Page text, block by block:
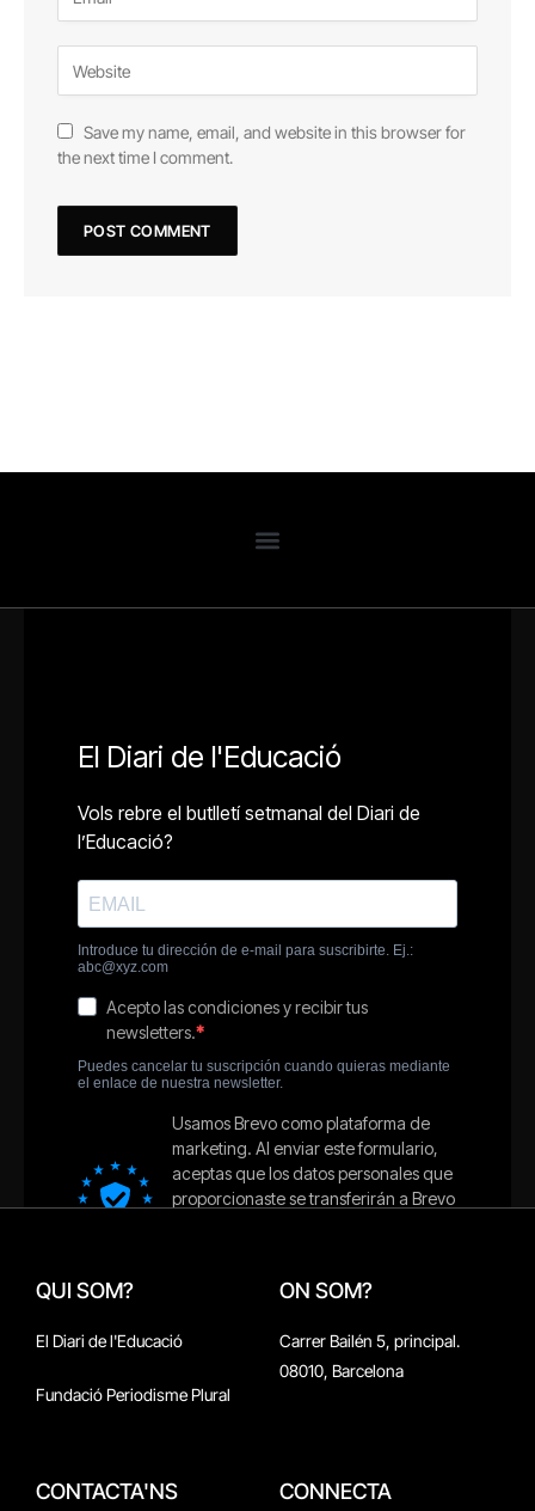
Save my name, email, and website in this browser for
the next time I comment.
QUI SOM?
El Diari de l'Educació
Fundació Periodisme Plural
ON SOM?
Carrer Bailén 5, principal.
08010, Barcelona
CONTACTA'NS CONNECTA